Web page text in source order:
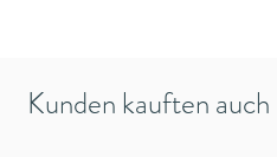
Kunden kauften auch